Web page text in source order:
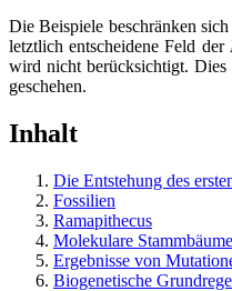
Die Beispiele beschränken
letztlich entscheidene Feld der
wird nicht berücksichtigt. Dies
geschehen.
Inhalt
Die Entstehung des
Fossilien
Ramapithecus
Molekulare
Ergebnisse von
Biogenetische